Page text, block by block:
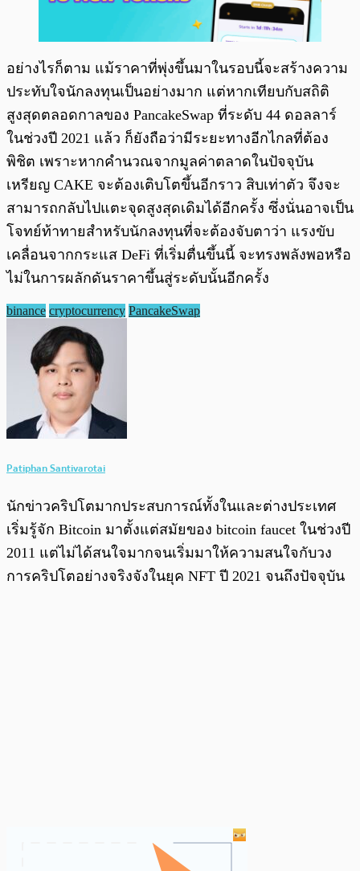
อย่างไรก็ตาม แม้ราคาที่พุ่งขึ้นมาในรอบนี้จะสร้างความ
ประทับใจนักลงทุนเป็นอย่างมาก แต่หากเทียบกับสถิติ
สูงสุดตลอดกาลของ PancakeSwap ที่ระดับ 44 ดอลลาร์
ในช่วงปี 2021 แล้ว ก็ยังถือว่ามีระยะทางอีกไกลที่ต้อง
พิชิต เพราะหากคำนวณจากมูลค่าตลาดในปัจจุบัน
เหรียญ CAKE จะต้องเติบโตขึ้นอีกราว สิบเท่าตัว จึงจะ
สามารถกลับไปแตะจุดสูงสุดเดิมได้อีกครั้ง ซึ่งนั่นอาจเป็น
โจทย์ท้าทายสำหรับนักลงทุนที่จะต้องจับตาว่า แรงขับ
เคลื่อนจากกระแส DeFi ที่เริ่มตื่นขึ้นนี้ จะทรงพลังพอหรือ
ไม่ในการผลักดันราคาขึ้นสู่ระดับนั้นอีกครั้ง
binance cryptocurrency PancakeSwap
Patiphan Santivarotai
นักข่าวคริปโตมากประสบการณ์ทั้งในและต่างประเทศ
เริ่มรู้จัก Bitcoin มาตั้งแต่สมัยของ bitcoin faucet ในช่วงปี
2011 แต่ไม่ได้สนใจมากจนเริ่มมาให้ความสนใจกับวง
การคริปโตอย่างจริงจังในยุค NFT ปี 2021 จนถึงปัจจุบัน